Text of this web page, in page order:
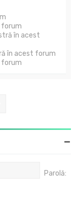
forum
în acest
în acest forum
forum
Parolă: